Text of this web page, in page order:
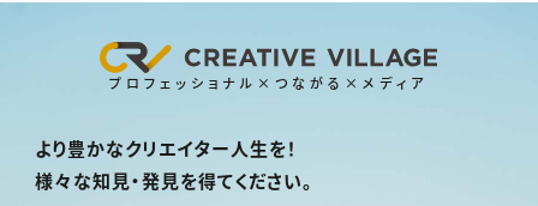
プロフェッショナル×つながる×メディア
より豊かなクリエイター人生を！
様々な知見・発見を得てください。